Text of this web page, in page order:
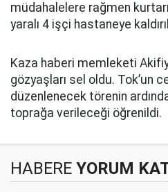
müdahalelere rağmen
yaralı 4 işçi hastaneye
Kaza haberi memleketi
gözyaşları sel oldu. Tok’un
düzenlenecek törenin
toprağa verileceği öğrenildi.
HABERE YORUM